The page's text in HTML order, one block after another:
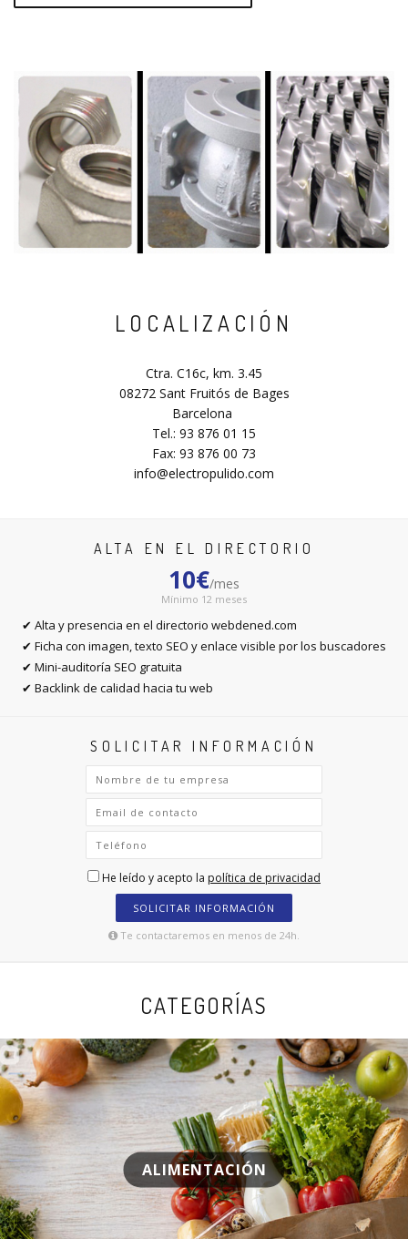
LOCALIZACIÓN
Ctra. C16c, km. 3.45
08272 Sant Fruitós de Bages
Barcelona
Tel.: 93 876 01 15
Fax: 93 876 00 73
info@electropulido.com
ALTA EN EL DIRECTORIO
10€/mes
Mínimo 12 meses
✔ Alta y presencia en el directorio webdened.com
✔ Ficha con imagen, texto SEO y enlace visible por los buscadores
✔ Mini-auditoría SEO gratuita
✔ Backlink de calidad hacia tu web
SOLICITAR INFORMACIÓN
He leído y acepto la política de privacidad
SOLICITAR INFORMACIÓN
Te contactaremos en menos de 24h.
CATEGORÍAS
ALIMENTACIÓN